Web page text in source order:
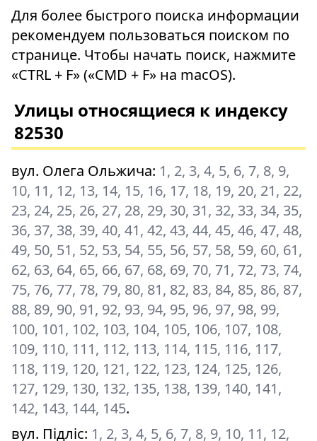
Для более быстрого поиска информации
рекомендуем пользоваться поиском по
странице. Чтобы начать поиск, нажмите
«CTRL + F» («CMD + F» на macOS).
Улицы относящиеся к индексу
82530
вул. Олега Ольжича: 1, 2, 3, 4, 5, 6, 7, 8, 9,
10, 11, 12, 13, 14, 15, 16, 17, 18, 19, 20, 21, 22,
23, 24, 25, 26, 27, 28, 29, 30, 31, 32, 33, 34, 35,
36, 37, 38, 39, 40, 41, 42, 43, 44, 45, 46, 47, 48,
49, 50, 51, 52, 53, 54, 55, 56, 57, 58, 59, 60, 61,
62, 63, 64, 65, 66, 67, 68, 69, 70, 71, 72, 73, 74,
75, 76, 77, 78, 79, 80, 81, 82, 83, 84, 85, 86, 87,
88, 89, 90, 91, 92, 93, 94, 95, 96, 97, 98, 99,
100, 101, 102, 103, 104, 105, 106, 107, 108,
109, 110, 111, 112, 113, 114, 115, 116, 117,
118, 119, 120, 121, 122, 123, 124, 125, 126,
127, 129, 130, 132, 135, 138, 139, 140, 141,
142, 143, 144, 145.
вул. Підліс: 1, 2, 3, 4, 5, 6, 7, 8, 9, 10, 11, 12,